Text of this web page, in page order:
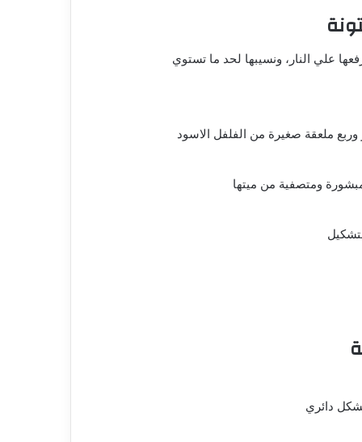
علي النار، ونسيبها لحد ما تستوي
وربع ملعقة صغيرة من الفلفل الاسود
ومتصفية من ميتها
دائري